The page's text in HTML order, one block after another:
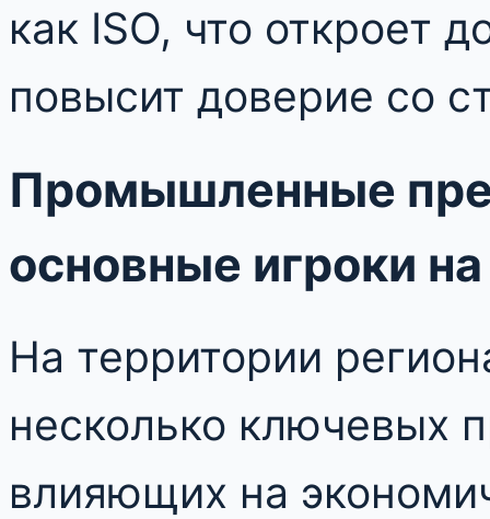
как ISO, что откроет
повысит доверие со
Промышленные
основные игроки
На территории
несколько ключевых
влияющих на